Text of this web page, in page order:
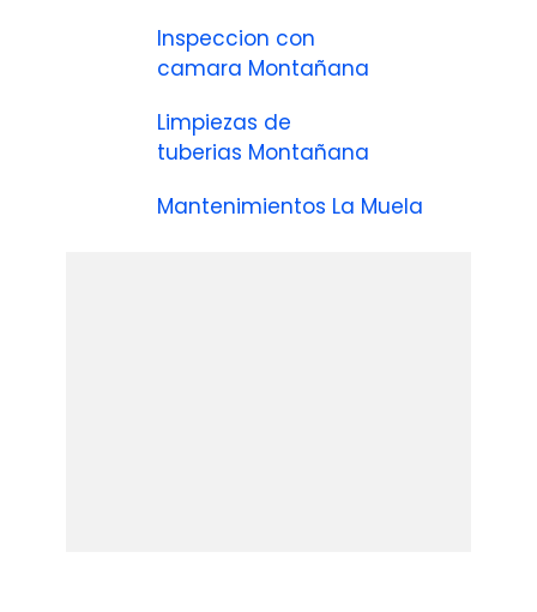
Inspeccion con
camara Montañana
Limpiezas de
tuberias Montañana
Mantenimientos La Muela